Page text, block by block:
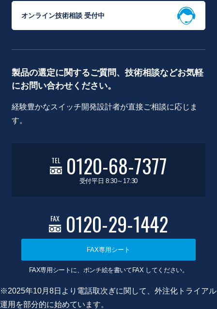
オンライン技術相談 受付中
製品の選定に関するご質問、技術相談などお気軽
にお問い合わせください。
経験豊かなスイッチ開発設計者が直接ご相談に応じま
す。
TEL 0120-68-7377
受付平日 8:30～17:30
FAX 0120-29-1442
FAX専用シート
FAX専用シートに、ポンチ絵を書いてFAX してください。
※2025年10月8日より電話取次ぎに関して、外注化トライアル
運用を部分的に始めています。